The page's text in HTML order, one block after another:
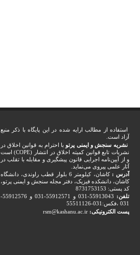
استفاده از مطالب ارایه شده در این پایگاه با ذکر منبع
آزاد است.
نشریه سنجش و ایمنی پرتو با احترام به قوانین اخلاق در
نشریات تابع قوانین کمیته اخلاق در انتشار (COPE) است
و از آیین‌نامه اجرایی قانون پیشگیری و مقابله با تقلب در
آثار علمی پیروی می‌نماید.
آدرس :
کاشان، کیلومتر 6 بلوار قطب راوندی، دانشگاه
کاشان، دانشکده فیزیک، دفتر مجله سنجش و ایمنی پرتو،
کد پستی: 8731753153
تلفن:
55913043-031 و 55912571-031 و 55912576-
031 ،فکس:031-55511126
پست الکترونیکی: rsm@kashanu.ac.ir